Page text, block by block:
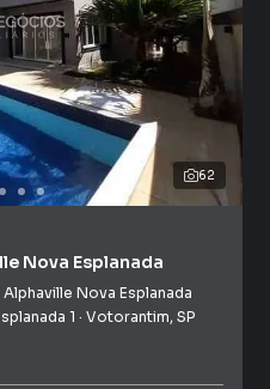
62
Nova Esplanada
Alphaville Nova Esplanada
1 · Votorantim, SP